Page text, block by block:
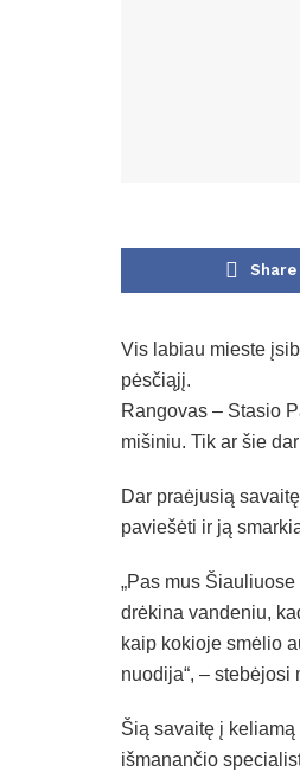
Share
Vis labiau mieste
pėsčiąjį.
Rangovas – Stasio
mišiniu. Tik ar šie
Dar praėjusią
paviešėti ir ją
„Pas mus
drėkina vandeniu,
kaip kokioje smėlio
nuodija“, – stebėjosi
Šią savaitę į
išmanančio